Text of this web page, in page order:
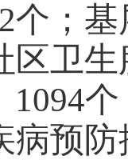
个；
区卫
1094个
病预